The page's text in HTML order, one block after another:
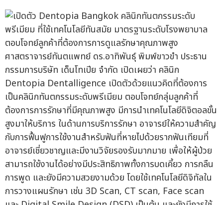
ศาสตราจารย์ทันตแพทย์ ดร.อาทิพันธุ์ พิมพ์ขาวขำ ประธาน
กรรมการบริษัท เด็นโทเปีย จำกัด เปิดเผยว่า คลินิก
Dentopia Dentalligence เปิดตัวด้วยแนวคิดที่ต้องการ
เป็นคลินิกทันตกรรมระดับพรีเมียม ตอบโจทย์กลุ่มลูกค้าที่
ต้องการการรักษาที่มีคุณภาพสูง มีการนำเทคโนโลยีดิจิตอลขั้น
สูงมาให้บริการ ในด้านการบริการรักษา อาจารย์ให้ความสำคัญ
กับการฟื้นฟูการใช้งานสำหรับฟันที่หายไปด้วยรากฟันเทียมที่
อาจารย์เชี่ยวชาญและมีงานวิจัยรองรับมากมาย เพื่อให้ผู้ป่วย
สามารถใช้งานได้อย่างมีประสิทธิภาพทั้งการบดเคี้ยว การกลืน
การพูด และยังมีความสวยงามด้วย โดยใช้เทคโนโลยีดิจิทัลใน
การวางแผนรักษา เช่น 3D Scan, CT scan, Face scan